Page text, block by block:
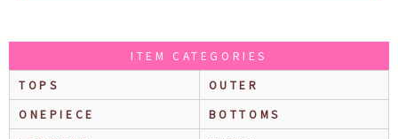
ITEM CATEGORIES
TOPS
OUTER
ONEPIECE
BOTTOMS